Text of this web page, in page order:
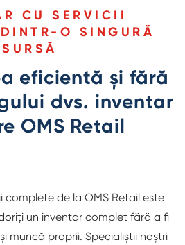
CU SERVICII
O SINGURĂ
SURSĂ
eficientă și fără
dvs. inventar
OMS Retail
complete de la OMS Retail este
un inventar complet fără a fi
muncă proprii. Specialiștii noștri